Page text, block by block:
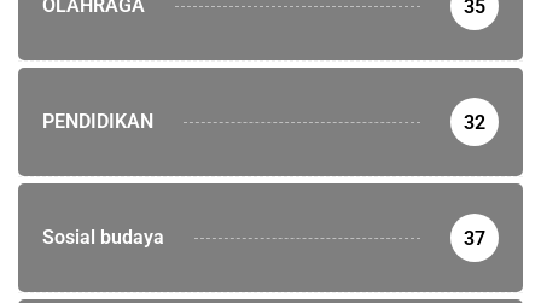
OLAHRAGA 35
PENDIDIKAN 32
Sosial budaya 37